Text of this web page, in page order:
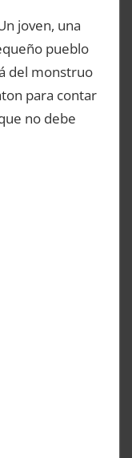
joven, una
pueblo
del monstruo
para contar
no debe